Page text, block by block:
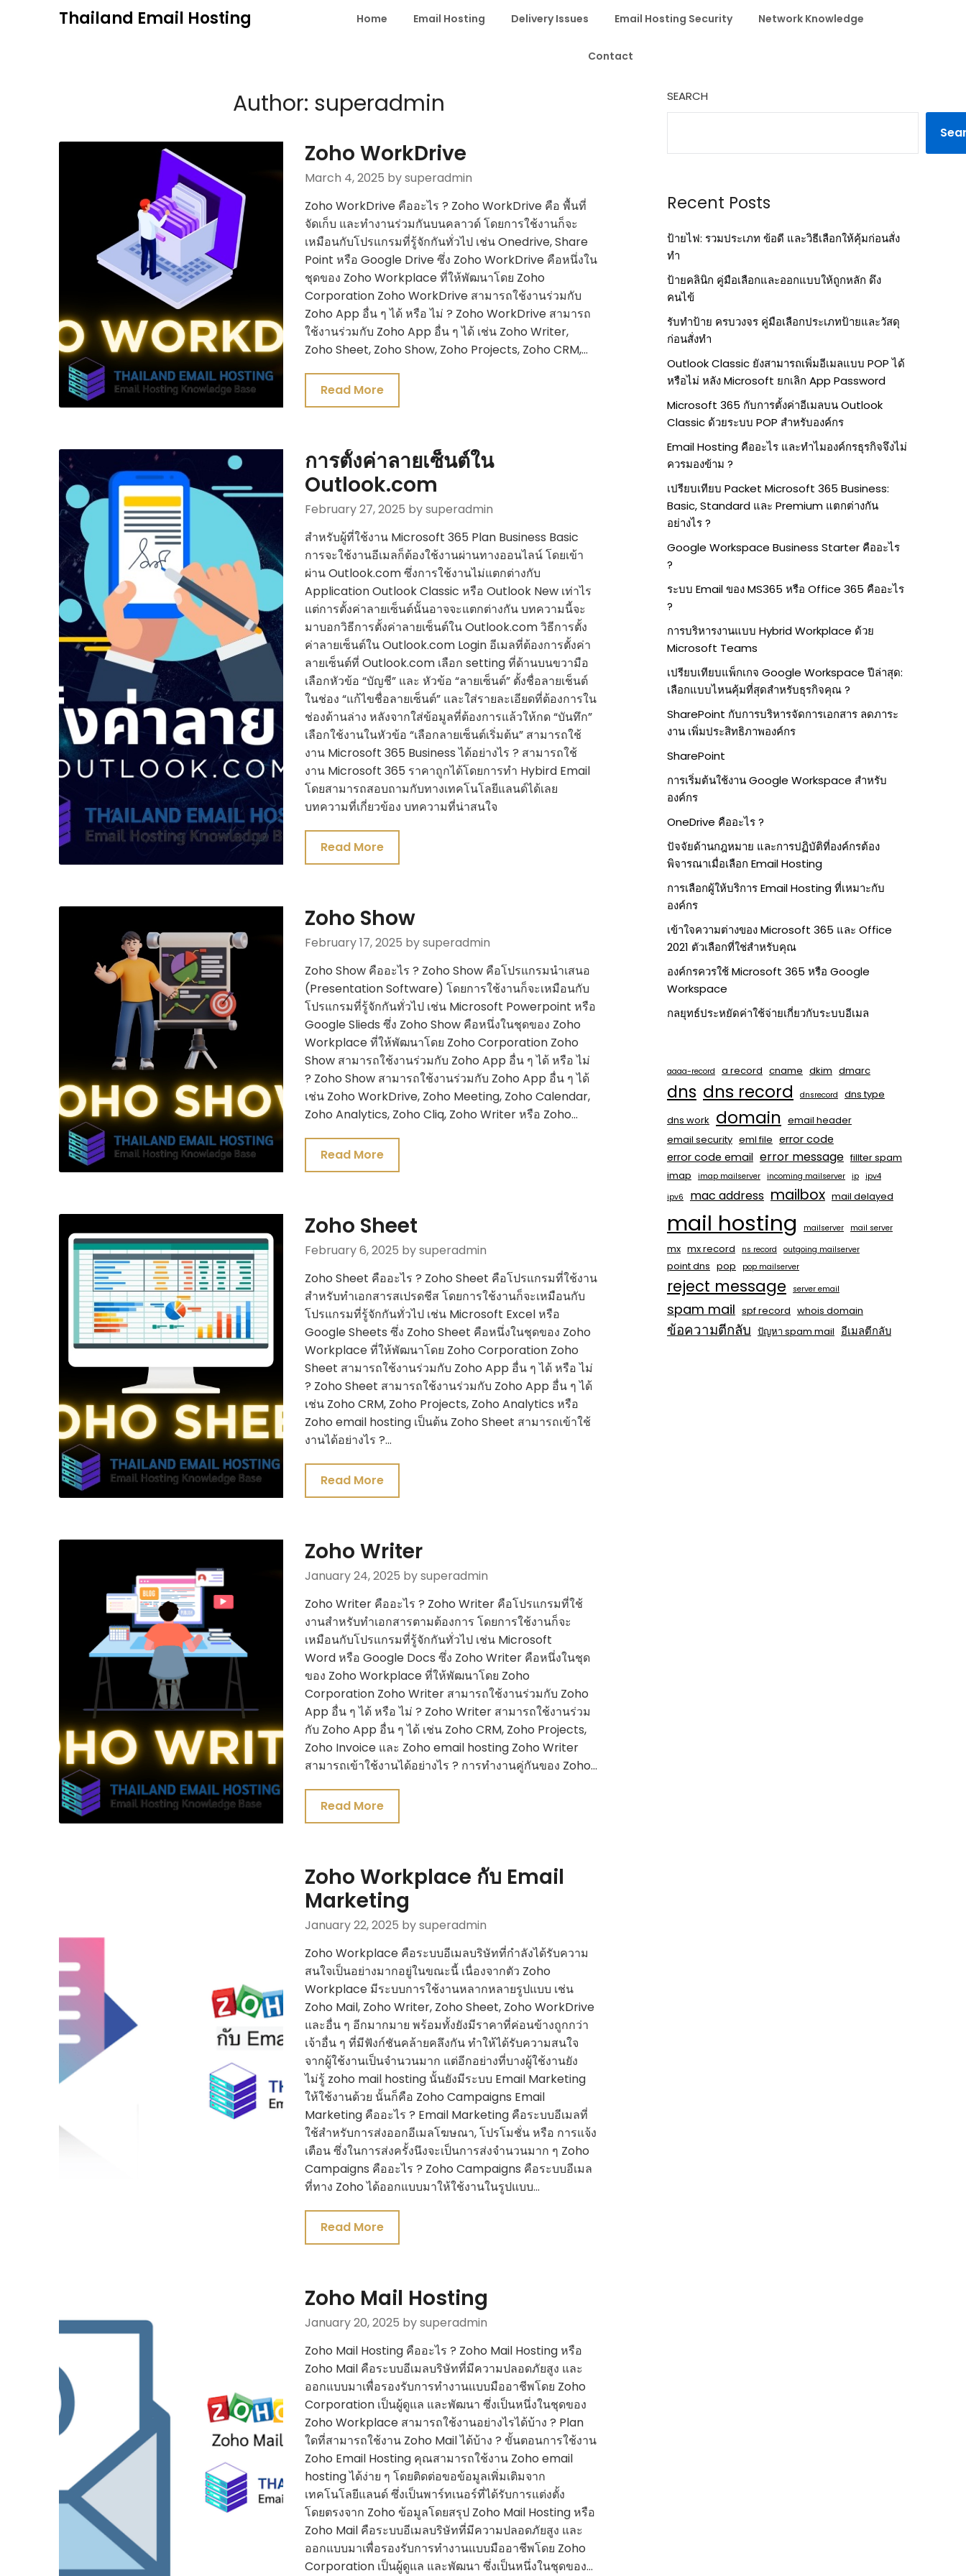
Thailand Email Hosting Home Email Hosting Delivery Issues Email Hosting Security Network Knowledge
Contact
Author: superadmin
Zoho WorkDrive
March 4, 2025 by superadmin
Zoho WorkDrive คืออะไร ? Zoho WorkDrive คือ พื้นที่
จัดเก็บ และทำงานร่วมกันบนคลาวด์ โดยการใช้งานก็จะ
เหมือนกับโปรแกรมที่รู้จักกันทั่วไป เช่น Onedrive, Share
Point หรือ Google Drive ซึ่ง Zoho WorkDrive คือหนึ่งใน
ชุดของ Zoho Workplace ที่ให้พัฒนาโดย Zoho
Corporation Zoho WorkDrive สามารถใช้งานร่วมกับ
Zoho App อื่น ๆ ได้ หรือ ไม่ ? Zoho WorkDrive สามารถ
ใช้งานร่วมกับ Zoho App อื่น ๆ ได้ เช่น Zoho Writer,
Zoho Sheet, Zoho Show, Zoho Projects, Zoho CRM,…
Read More
การตั้งค่าลายเซ็นต์ใน
Outlook.com
February 27, 2025 by superadmin
สำหรับผู้ที่ใช้งาน Microsoft 365 Plan Business Basic
การจะใช้งานอีเมลก็ต้องใช้งานผ่านทางออนไลน์ โดยเข้า
ผ่าน Outlook.com ซึ่งการใช้งานไม่แตกต่างกับ
Application Outlook Classic หรือ Outlook New เท่าไร
แต่การตั้งค่าลายเซ็นต์นั้นอาจจะแตกต่างกัน บทความนี้จะ
มาบอกวิธีการตั้งค่าลายเซ็นต์ใน Outlook.com วิธีการตั้ง
ค่าลายเซ็นต์ใน Outlook.com Login อีเมลที่ต้องการตั้งค่า
ลายเซ็นต์ที่ Outlook.com เลือก setting ที่ด้านบนขวามือ
เลือกหัวข้อ “บัญชี” และ หัวข้อ “ลายเซ็นต์” ตั้งชื่อลายเช็นต์
ในช่อง “แก้ไขชื่อลายเซ็นต์” และใส่รายละเอียดที่ต้องการใน
ช่องด้านล่าง หลังจากใส่ข้อมูลที่ต้องการแล้วให้กด “บันทึก”
เลือกใช้งานในหัวข้อ “เลือกลายเซ็นต์เริ่มต้น” สามารถใช้
งาน Microsoft 365 Business ได้อย่างไร ? สามารถใช้
งาน Microsoft 365 ราคาถูกได้โดยการทำ Hybird Email
โดยสามารถสอบถามกับทางเทคโนโลยีแลนด์ได้เลย
บทความที่เกี่ยวข้อง บทความที่น่าสนใจ
Read More
Zoho Show
February 17, 2025 by superadmin
Zoho Show คืออะไร ? Zoho Show คือโปรแกรมนำเสนอ
(Presentation Software) โดยการใช้งานก็จะเหมือนกับ
โปรแกรมที่รู้จักกันทั่วไป เช่น Microsoft Powerpoint หรือ
Google Slieds ซึ่ง Zoho Show คือหนึ่งในชุดของ Zoho
Workplace ที่ให้พัฒนาโดย Zoho Corporation Zoho
Show สามารถใช้งานร่วมกับ Zoho App อื่น ๆ ได้ หรือ ไม่
? Zoho Show สามารถใช้งานร่วมกับ Zoho App อื่น ๆ ได้
เช่น Zoho WorkDrive, Zoho Meeting, Zoho Calendar,
Zoho Analytics, Zoho Cliq, Zoho Writer หรือ Zoho…
Read More
Zoho Sheet
February 6, 2025 by superadmin
Zoho Sheet คืออะไร ? Zoho Sheet คือโปรแกรมที่ใช้งาน
สำหรับทำเอกสารสเปรดชีส โดยการใช้งานก็จะเหมือนกับ
โปรแกรมที่รู้จักกันทั่วไป เช่น Microsoft Excel หรือ
Google Sheets ซึ่ง Zoho Sheet คือหนึ่งในชุดของ Zoho
Workplace ที่ให้พัฒนาโดย Zoho Corporation Zoho
Sheet สามารถใช้งานร่วมกับ Zoho App อื่น ๆ ได้ หรือ ไม่
? Zoho Sheet สามารถใช้งานร่วมกับ Zoho App อื่น ๆ ได้
เช่น Zoho CRM, Zoho Projects, Zoho Analytics หรือ
Zoho email hosting เป็นต้น Zoho Sheet สามารถเข้าใช้
งานได้อย่างไร ?…
Read More
Zoho Writer
January 24, 2025 by superadmin
Zoho Writer คืออะไร ? Zoho Writer คือโปรแกรมที่ใช้
งานสำหรับทำเอกสารตามต้องการ โดยการใช้งานก็จะ
เหมือนกับโปรแกรมที่รู้จักกันทั่วไป เช่น Microsoft
Word หรือ Google Docs ซึ่ง Zoho Writer คือหนึ่งในชุด
ของ Zoho Workplace ที่ให้พัฒนาโดย Zoho
Corporation Zoho Writer สามารถใช้งานร่วมกับ Zoho
App อื่น ๆ ได้ หรือ ไม่ ? Zoho Writer สามารถใช้งานร่วม
กับ Zoho App อื่น ๆ ได้ เช่น Zoho CRM, Zoho Projects,
Zoho Invoice และ Zoho email hosting Zoho Writer
สามารถเข้าใช้งานได้อย่างไร ? การทำงานคู่กันของ Zoho…
Read More
Zoho Workplace กับ Email
Marketing
January 22, 2025 by superadmin
Zoho Workplace คือระบบอีเมลบริษัทที่กำลังได้รับความ
สนใจเป็นอย่างมากอยู่ในขณะนี้ เนื่องจากตัว Zoho
Workplace มีระบบการใช้งานหลากหลายรูปแบบ เช่น
Zoho Mail, Zoho Writer, Zoho Sheet, Zoho WorkDrive
และอื่น ๆ อีกมากมาย พร้อมทั้งยังมีราคาที่ค่อนข้างถูกกว่า
เจ้าอื่น ๆ ที่มีฟังก์ชันคล้ายคลึงกัน ทำให้ได้รับความสนใจ
จากผู้ใช้งานเป็นจำนวนมาก แต่อีกอย่างที่บางผู้ใช้งานยัง
ไม่รู้ zoho mail hosting นั้นยังมีระบบ Email Marketing
ให้ใช้งานด้วย นั้นก็คือ Zoho Campaigns Email
Marketing คืออะไร ? Email Marketing คือระบบอีเมลที่
ใช้สำหรับการส่งออกอีเมลโฆษณา, โปรโมชั่น หรือ การแจ้ง
เตือน ซึ่งในการส่งครั้งนึงจะเป็นการส่งจำนวนมาก ๆ Zoho
Campaigns คืออะไร ? Zoho Campaigns คือระบบอีเมล
ที่ทาง Zoho ได้ออกแบบมาให้ใช้งานในรูปแบบ…
Read More
Zoho Mail Hosting
January 20, 2025 by superadmin
Zoho Mail Hosting คืออะไร ? Zoho Mail Hosting หรือ
Zoho Mail คือระบบอีเมลบริษัทที่มีความปลอดภัยสูง และ
ออกแบบมาเพื่อรองรับการทำงานแบบมืออาชีพโดย Zoho
Corporation เป็นผู้ดูแล และพัฒนา ซึ่งเป็นหนึ่งในชุดของ
Zoho Workplace สามารถใช้งานอย่างไรได้บ้าง ? Plan
ใดที่สามารถใช้งาน Zoho Mail ได้บ้าง ? ขั้นตอนการใช้งาน
Zoho Email Hosting คุณสามารถใช้งาน Zoho email
hosting ได้ง่าย ๆ โดยติดต่อขอข้อมูลเพิ่มเติมจาก
เทคโนโลยีแลนด์ ซึ่งเป็นพาร์ทเนอร์ที่ได้รับการแต่งตั้ง
โดยตรงจาก Zoho ข้อมูลโดยสรุป Zoho Mail Hosting หรือ
Zoho Mail คือระบบอีเมลบริษัทที่มีความปลอดภัยสูง และ
ออกแบบมาเพื่อรองรับการทำงานแบบมืออาชีพโดย Zoho
Corporation เป็นผู้ดูแล และพัฒนา ซึ่งเป็นหนึ่งในชุดของ…
SEARCH
Recent Posts
ป้ายไฟ: รวมประเภท ข้อดี และวิธีเลือกให้คุ้มก่อนสั่ง
ทำ
ป้ายคลินิก คู่มือเลือกและออกแบบให้ถูกหลัก ดึง
คนไข้
รับทำป้าย ครบวงจร คู่มือเลือกประเภทป้ายและวัสดุ
ก่อนสั่งทำ
Outlook Classic ยังสามารถเพิ่มอีเมลแบบ POP ได้
หรือไม่ หลัง Microsoft ยกเลิก App Password
Microsoft 365 กับการตั้งค่าอีเมลบน Outlook
Classic ด้วยระบบ POP สำหรับองค์กร
Email Hosting คืออะไร และทำไมองค์กรธุรกิจจึงไม่
ควรมองข้าม ?
เปรียบเทียบ Packet Microsoft 365 Business:
Basic, Standard และ Premium แตกต่างกัน
อย่างไร ?
Google Workspace Business Starter คืออะไร
?
ระบบ Email ของ MS365 หรือ Office 365 คืออะไร
?
การบริหารงานแบบ Hybrid Workplace ด้วย
Microsoft Teams
เปรียบเทียบแพ็กเกจ Google Workspace ปีล่าสุด:
เลือกแบบไหนคุ้มที่สุดสำหรับธุรกิจคุณ ?
SharePoint กับการบริหารจัดการเอกสาร ลดภาระ
งาน เพิ่มประสิทธิภาพองค์กร
SharePoint
การเริ่มต้นใช้งาน Google Workspace สำหรับ
องค์กร
OneDrive คืออะไร ?
ปัจจัยด้านกฎหมาย และการปฏิบัติที่องค์กรต้อง
พิจารณาเมื่อเลือก Email Hosting
การเลือกผู้ให้บริการ Email Hosting ที่เหมาะกับ
องค์กร
เข้าใจความต่างของ Microsoft 365 และ Office
2021 ตัวเลือกที่ใช่สำหรับคุณ
องค์กรควรใช้ Microsoft 365 หรือ Google
Workspace
กลยุทธ์ประหยัดค่าใช้จ่ายเกี่ยวกับระบบอีเมล
aaaa-record a record cname dkim dmarc
dns dns record dnsrecord
dns type
dns work domain email header
email security eml file error code
error code email error message fillter spam
imap
imap mailserver incoming mailserver ip
ipv4
ipv6
mac address mailbox mail delayed
mail hosting mailserver mail server
mx mx record ns record outgoing mailserver
point dns pop pop mailserver
reject message server email
spam mail spf record whois domain
ข้อความตีกลับ ปัญหา spam mail อีเมลตีกลับ